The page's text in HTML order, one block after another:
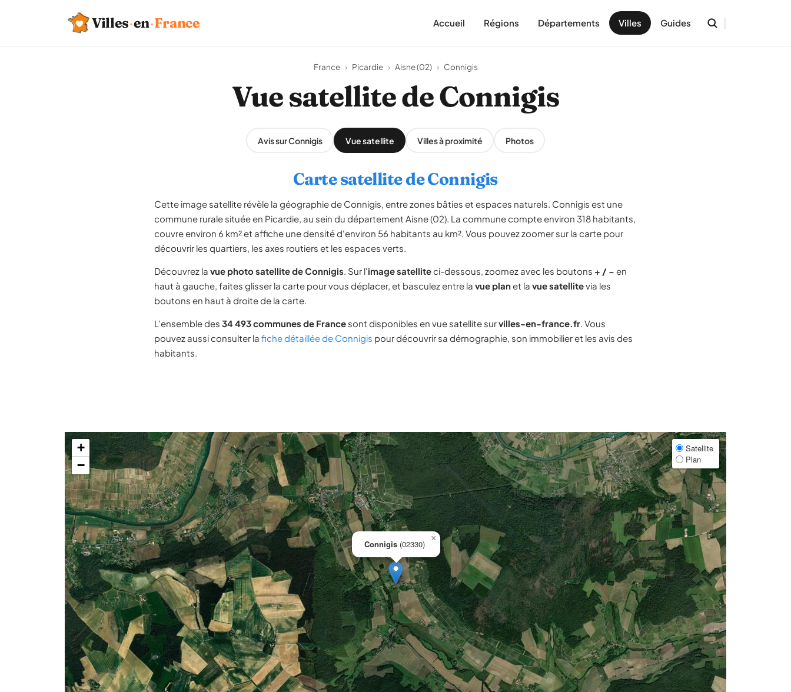
Villes·en·France Accueil Régions Départements Villes Guides
France › Picardie › Aisne (02) › Connigis
Vue satellite de Connigis
Avis sur Connigis Vue satellite Villes à proximité Photos
Carte satellite de Connigis
Cette image satellite révèle la géographie de Connigis, entre zones bâties et espaces naturels. Connigis est une
commune rurale située en Picardie, au sein du département Aisne (02). La commune compte environ 318 habitants,
couvre environ 6 km² et affiche une densité d'environ 56 habitants au km². Vous pouvez zoomer sur la carte pour
découvrir les quartiers, les axes routiers et les espaces verts.
Découvrez la vue photo satellite de Connigis. Sur l'image satelliteci-dessous, zoomez avec les boutons + / − en
haut à gauche, faites glisser la carte pour vous déplacer, et basculez entre la vue planet la vue satellitevia les
boutons en haut à droite de la carte.
L'ensemble des 34 493 communes de France sont disponibles en vue satellite survilles-en-france.fr. Vous
pouvez aussi consulter la fiche détaillée de Connigis pour découvrir sa démographie, son immobilier et les avis des
habitants.
Connigis (02330)
×
+
−
Satellite
Plan